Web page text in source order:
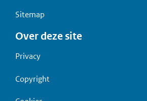
Sitemap
Over deze site
Privacy
Copyright